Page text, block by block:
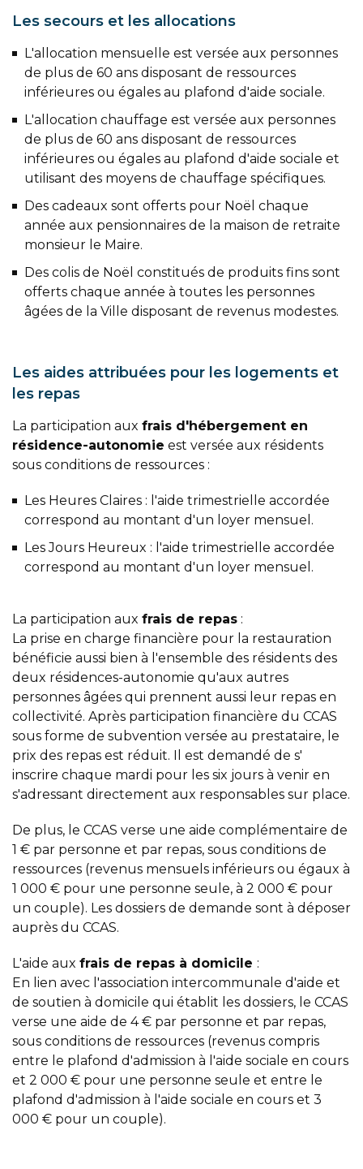
Les secours et les allocations
L'allocation mensuelle est versée aux personnes
de plus de 60 ans disposant de ressources
inférieures ou égales au plafond d'aide sociale.
L'allocation chauffage est versée aux personnes
de plus de 60 ans disposant de ressources
inférieures ou égales au plafond d'aide sociale et
utilisant des moyens de chauffage spécifiques.
Des cadeaux sont offerts pour Noël chaque
année aux pensionnaires de la maison de retraite
monsieur le Maire.
Des colis de Noël constitués de produits fins sont
offerts chaque année à toutes les personnes
âgées de la Ville disposant de revenus modestes.
Les aides attribuées pour les logements et
les repas
La participation aux frais d'hébergement en
résidence-autonomie est versée aux résidents
sous conditions de ressources :
Les Heures Claires : l'aide trimestrielle accordée
correspond au montant d'un loyer mensuel.
Les Jours Heureux : l'aide trimestrielle accordée
correspond au montant d'un loyer mensuel.
La participation aux frais de repas :
La prise en charge financière pour la restauration
bénéficie aussi bien à l'ensemble des résidents des
deux résidences-autonomie qu'aux autres
personnes âgées qui prennent aussi leur repas en
collectivité. Après participation financière du CCAS
sous forme de subvention versée au prestataire, le
prix des repas est réduit. Il est demandé de s'
inscrire chaque mardi pour les six jours à venir en
s'adressant directement aux responsables sur place.
De plus, le CCAS verse une aide complémentaire de
1 € par personne et par repas, sous conditions de
ressources (revenus mensuels inférieurs ou égaux à
1 000 € pour une personne seule, à 2 000 € pour
un couple). Les dossiers de demande sont à déposer
auprès du CCAS.
L'aide aux frais de repas à domicile :
En lien avec l'association intercommunale d'aide et
de soutien à domicile qui établit les dossiers, le CCAS
verse une aide de 4 € par personne et par repas,
sous conditions de ressources (revenus compris
entre le plafond d'admission à l'aide sociale en cours
et 2 000 € pour une personne seule et entre le
plafond d'admission à l'aide sociale en cours et 3
000 € pour un couple).